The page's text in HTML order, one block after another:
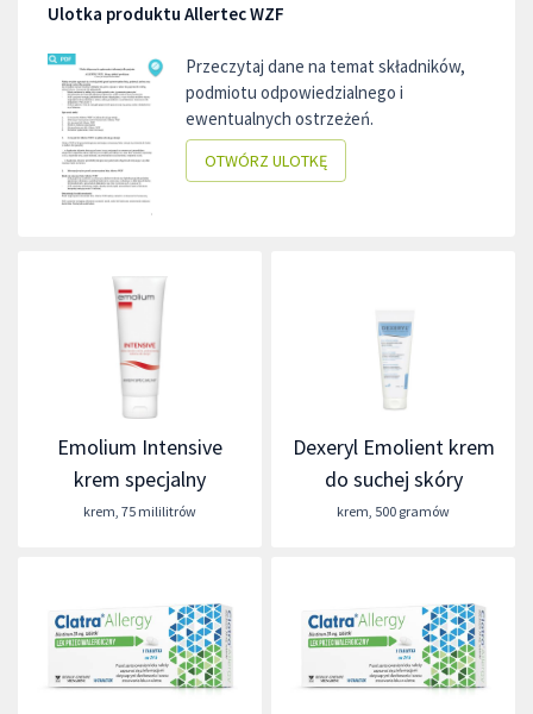
Ulotka produktu Allertec WZF
Przeczytaj dane na temat składników,
podmiotu odpowiedzialnego i
ewentualnych ostrzeżeń.
OTWÓRZ ULOTKĘ
Emolium Intensive
krem specjalny
krem 75 mililitrów
Dexeryl Emolient krem
do suchej skóry
krem 500 gramów